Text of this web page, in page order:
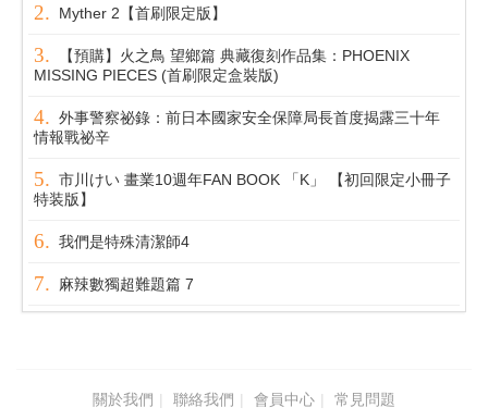
Myther 2【首刷限定版】
【預購】火之鳥 望鄉篇 典藏復刻作品集：PHOENIX
MISSING PIECES (首刷限定盒裝版)
外事警察祕錄：前日本國家安全保障局長首度揭露三十年
情報戰祕辛
市川けい 畫業10週年FAN BOOK 「K」 【初回限定小冊子
特装版】
我們是特殊清潔師4
麻辣數獨超難題篇 7
關於我們 聯絡我們 會員中心 常見問題